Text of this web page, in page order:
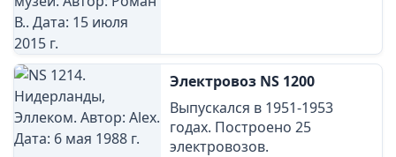
Электровоз NS 1200
Выпускался в 1951-1953
годах. Построено 25
электровозов.